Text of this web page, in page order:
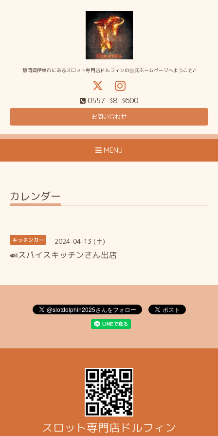
静岡県伊東市にあるスロット専門店ドルフィンの公式ホームページへようこそ♪
0557-38-3600
お問い合わせ
MENU
カレンダー
キッチンカー 2024-04-13 (土)
🍛スパイスキッチンさん出店
スロット専門店ドルフィン